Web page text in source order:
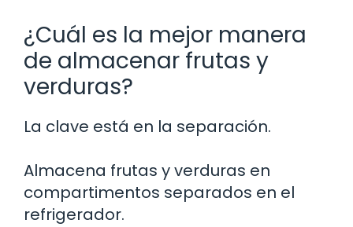
¿Cuál es la mejor manera
de almacenar frutas y
verduras?
La clave está en la separación.
Almacena frutas y verduras en
compartimentos separados en el
refrigerador.